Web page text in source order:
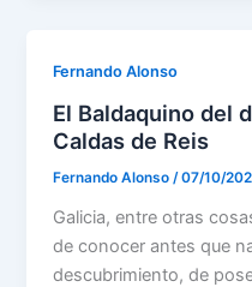
Fernando Alonso
El Baldaquino del
Caldas de Reis
Fernando Alonso /07/10/
Galicia, entre otras
de conocer antes que
descubrimiento, de